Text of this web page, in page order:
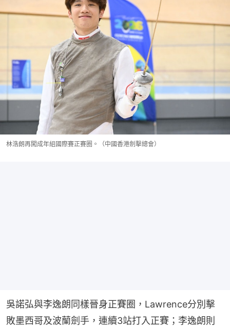
林浩朗再闖成年組國際賽正賽圈。（中國香港劍擊總會）
吳諾弘與李逸朗同樣晉身正賽圈，Lawrence分別擊
敗墨西哥及波蘭劍手，連續3站打入正賽；李逸朗則